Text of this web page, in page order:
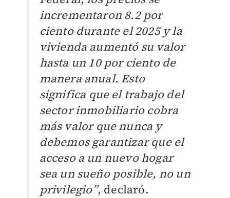
incrementaron 8.2 por
ciento durante el 2025 y la
vivienda aumentó su valor
hasta un 10 por ciento de
manera anual. Esto
significa que el trabajo del
sector inmobiliario cobra
más valor que nunca y
debemos garantizar que el
acceso a un nuevo hogar
sea un sueño posible, no un
privilegio”, declaró.